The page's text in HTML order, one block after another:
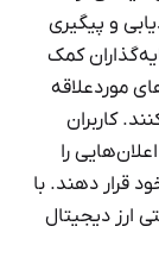
و پیگیری
کمک
موردعلاقه
کاربران
را
قرار دهند. با
ارز دیجیتال